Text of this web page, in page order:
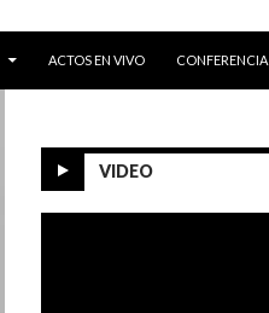
ACTOS EN VIVO CONFERENCIA
VIDEO